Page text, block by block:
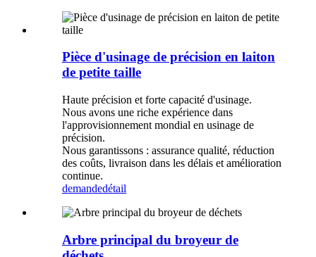
Pièce d'usinage de précision en laiton
de petite taille
Haute précision et forte capacité d'usinage.
Nous avons une riche expérience dans
l'approvisionnement mondial en usinage de
précision.
Nous garantissons : assurance qualité, réduction
des coûts, livraison dans les délais et amélioration
continue.
demandedétail
Arbre principal du broyeur de